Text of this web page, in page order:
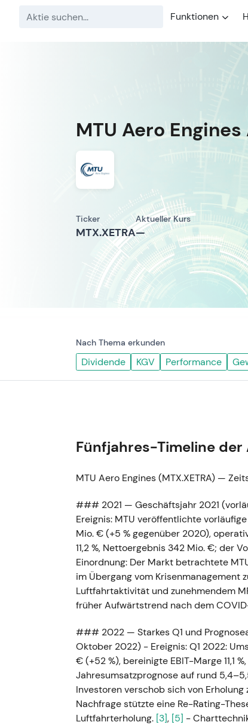
Funktionen
MTU Aero Engines
Ticker
MTX.XETRA
Aktueller Kurs
—
Nach Thema erkunden
Dividende KGV Performance
Fünfjahres-Timeline der
MTU Aero Engines (MTX.XETRA) —
### 2021 — Geschäftsjahr 2021
Ereignis: MTU veröffentlichte
Mio. € (+5 % gegenüber 2020),
11,2 %, Nettoergebnis 342 Mio. €; der
Einordnung: Der Markt betrachtete
im Übergang vom Krisenmanagement
Luftfahrtaktivität und zunehmendem
früher Aufwärtstrend nach dem
### 2022 — Starkes Q1 und
Oktober 2022) - Ereignis: Q1 2022:
€ (+52 %), bereinigte EBIT-Marge 11,1
Jahresumsatzprognose auf rund
Investoren verschob sich von
Nachfrage stützte eine Re-Rating-
Luftfahrterholung. [3], [5] -